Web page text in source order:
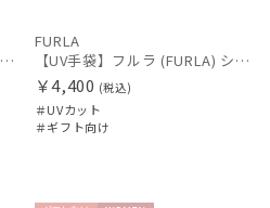
【UV手袋】フルラ (FURLA) ミディアム ＵＶ手袋 リボン 指無し
FURLA
【UV手袋】フルラ (FURLA) ショート ＵＶ手袋 ロゴ刺繍 5本指 接触冷感
￥4,400 (税込)
＃UVカット
＃ギフト向け